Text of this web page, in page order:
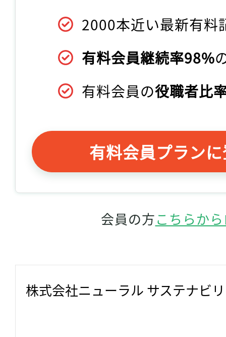
2000本近い最新有料
有料会員継続率98%
有料会員の役職者比
有料会員プラン
会員の方こちらか
株式会社ニューラル サステナビ